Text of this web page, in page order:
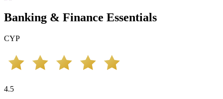
Banking & Finance Essentials
CYP
4.5